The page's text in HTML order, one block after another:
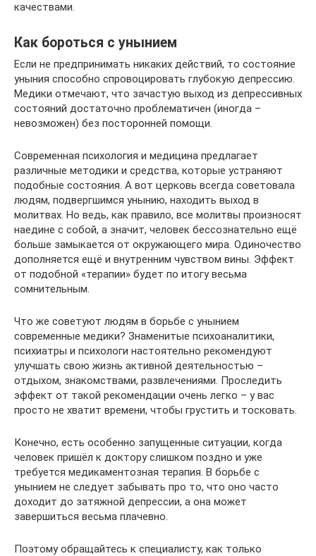
качествами.
Как бороться с унынием
Если не предпринимать никаких действий, то состояние
уныния способно спровоцировать глубокую депрессию.
Медики отмечают, что зачастую выход из депрессивных
состояний достаточно проблематичен (иногда –
невозможен) без посторонней помощи.
Современная психология и медицина предлагает
различные методики и средства, которые устраняют
подобные состояния. А вот церковь всегда советовала
людям, подвергшимся унынию, находить выход в
молитвах. Но ведь, как правило, все молитвы произносят
наедине с собой, а значит, человек бессознательно ещё
больше замыкается от окружающего мира. Одиночество
дополняется ещё и внутренним чувством вины. Эффект
от подобной «терапии» будет по итогу весьма
сомнительным.
Что же советуют людям в борьбе с унынием
современные медики? Знаменитые психоаналитики,
психиатры и психологи настоятельно рекомендуют
улучшать свою жизнь активной деятельностью –
отдыхом, знакомствами, развлечениями. Проследить
эффект от такой рекомендации очень легко – у вас
просто не хватит времени, чтобы грустить и тосковать.
Конечно, есть особенно запущенные ситуации, когда
человек пришёл к доктору слишком поздно и уже
требуется медикаментозная терапия. В борьбе с
унынием не следует забывать про то, что оно часто
доходит до затяжной депрессии, а она может
завершиться весьма плачевно.
Поэтому обращайтесь к специалисту, как только